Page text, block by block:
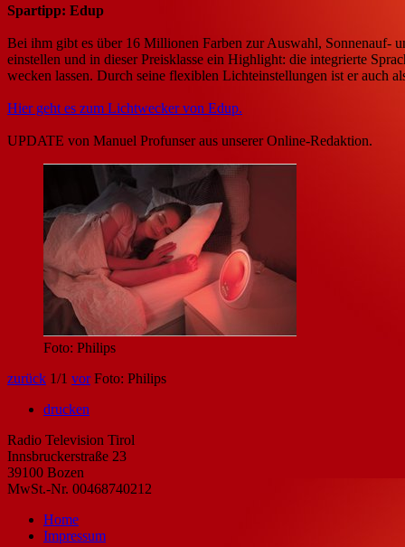
Spartipp: Edup
Bei ihm gibt es über 16 Millionen Farben zur Auswahl, Sonnenauf-
einstellen und in dieser Preisklasse ein Highlight: die integrierte
wecken lassen. Durch seine flexiblen Lichteinstellungen ist er auch
Hier geht es zum Lichtwecker von Edup.
UPDATE von Manuel Profunser aus unserer Online-Redaktion.
Foto: Philips
zurück 1/1 vor Foto: Philips
drucken
Radio Television Tirol
Innsbruckerstraße 23
39100 Bozen
MwSt.-Nr. 00468740212
Home
Impressum